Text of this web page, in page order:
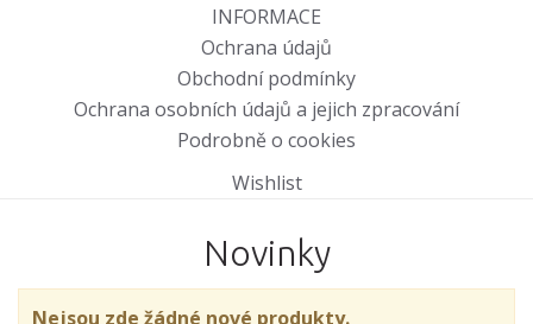
INFORMACE
Ochrana údajů
Obchodní podmínky
Ochrana osobních údajů a jejich zpracování
Podrobně o cookies
Wishlist
Novinky
Nejsou zde žádné nové produkty.